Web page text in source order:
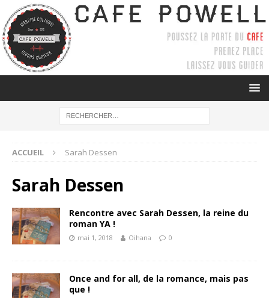
ACCUEIL Sarah Dessen
Sarah Dessen
Rencontre avec Sarah Dessen, la reine du
roman YA !
mai 1, 2018 Oihana 0
Once and for all, de la romance, mais pas
que !